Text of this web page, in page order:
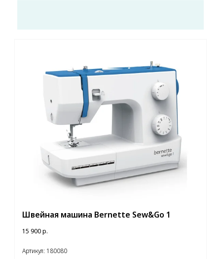
Швейная машина Bernette Sew&Go 1
15 900р.
Артикул: 180080